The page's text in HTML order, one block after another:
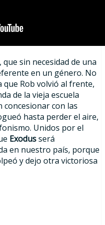
sin necesidad de una
en un género. No
que Rob volvió al frente,
de la vieja escuela
concesionar con las
hasta perder el aire,
Unidos por el
Exodusserá
en nuestro país, porque
y dejo otra victoriosa